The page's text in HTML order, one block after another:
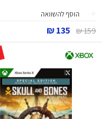
הוסף להשוואה
159 ₪
135 ₪